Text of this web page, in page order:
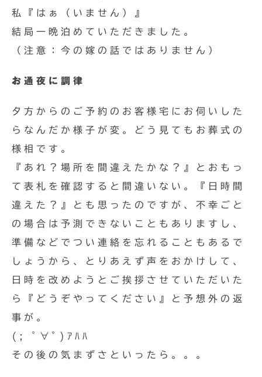
私『はぁ（いません）』
結局一晩泊めていただきました。
（注意：今の嫁の話ではありません）
お通夜に調律
夕方からのご予約のお客様宅にお伺いした
らなんだか様子が変。どう見てもお葬式の
様相です。
『あれ？場所を間違えたかな？』とおもっ
て表札を確認すると間違いない。『日時間
違えた？』とも思ったのですが、不幸ごと
の場合は予測できないこともありますし、
準備などでつい連絡を忘れることもあるで
しょうから、とりあえず声をおかけして、
日時を改めようとご挨拶させていただいた
ら『どうぞやってください』と予想外の返
事が。
(; ﾟ∀ﾟ)ｱﾊﾊ
その後の気まずさといったら。。。